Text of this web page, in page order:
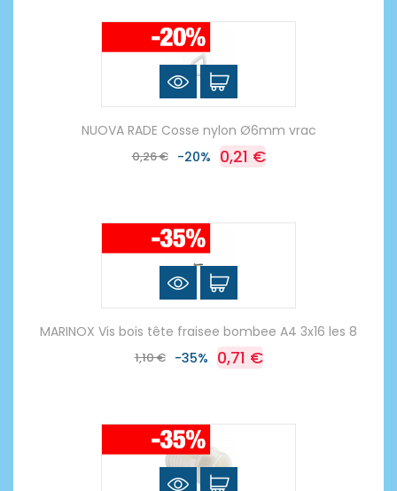
NUOVA RADE Cosse nylon Ø6mm vrac
0,26 € -20% 0,21 €
MARINOX Vis bois tête fraisee bombee A4 3x16 les 8
1,10 € -35% 0,71 €